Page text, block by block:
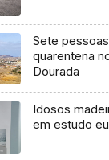
Sete
quarentena
Dourada
Idosos
em estudo